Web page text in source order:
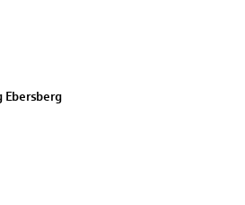
Ebersberg